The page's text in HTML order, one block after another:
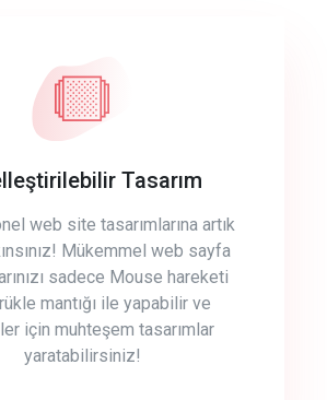
Tasarım
web site tasarımlarına artık
Mükemmel web sayfa
sadece Mouse hareketi
mantığı ile yapabilir ve
için muhteşem tasarımlar
yaratabilirsiniz!